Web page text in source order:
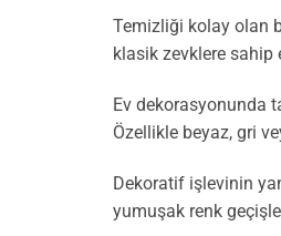
Temizliği kolay olan
klasik zevklere
Ev dekorasyonunda
Özellikle beyaz, gri
Dekoratif işlevinin
yumuşak renk